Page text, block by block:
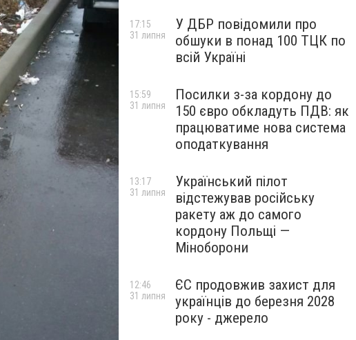
У ДБР повідомили про
обшуки в понад 100 ТЦК по
всій Україні
17:15
31 липня
Посилки з-за кордону до
150 євро обкладуть ПДВ: як
працюватиме нова система
оподаткування
15:59
31 липня
Український пілот
відстежував російську
ракету аж до самого
кордону Польщі —
Міноборони
13:17
31 липня
ЄС продовжив захист для
українців до березня 2028
року - джерело
12:46
31 липня